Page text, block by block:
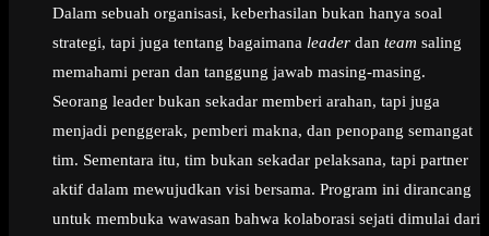
Dalam sebuah organisasi, keberhasilan bukan hanya soal
strategi, tapi juga tentang bagaimana leader dan team saling
memahami peran dan tanggung jawab masing-masing.
Seorang leader bukan sekadar memberi arahan, tapi juga
menjadi penggerak, pemberi makna, dan penopang semangat
tim. Sementara itu, tim bukan sekadar pelaksana, tapi partner
aktif dalam mewujudkan visi bersama. Program ini dirancang
untuk membuka wawasan bahwa kolaborasi sejati dimulai dari